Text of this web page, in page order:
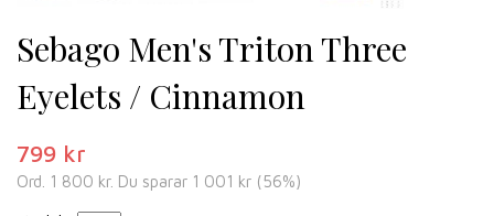
Sebago Men's Triton Three
Eyelets / Cinnamon
799 kr
Ord. 1 800 kr. Du sparar 1 001 kr (56%)